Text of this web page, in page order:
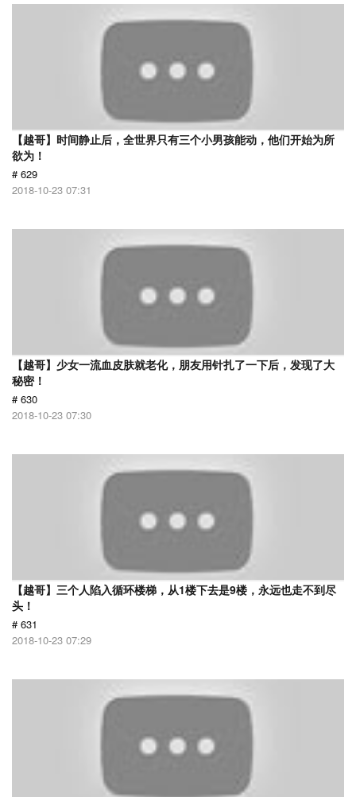
【越哥】时间静止后，全世界只有三个小男孩能动，他们开始为所
欲为！
# 629
2018-10-23 07:31
【越哥】少女一流血皮肤就老化，朋友用针扎了一下后，发现了大
秘密！
# 630
2018-10-23 07:30
【越哥】三个人陷入循环楼梯，从1楼下去是9楼，永远也走不到尽
头！
# 631
2018-10-23 07:29